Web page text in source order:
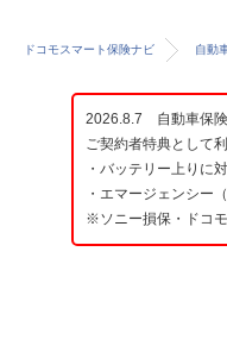
ドコモスマート保険ナビ 自動
2026.8.7 自動車保
ご契約者特典として
・バッテリー上りに
・エマージェンシー
※ソニー損保・ドコ